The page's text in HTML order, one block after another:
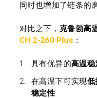
同时也增加了链条的
对比之下， 克鲁勃高
CH 2-260 Plus ：
具有优异的高温稳
在高温下可实现低
稳定性